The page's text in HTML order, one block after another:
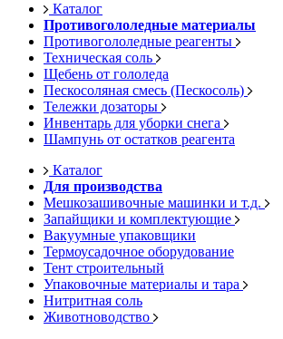
Каталог
Противогололедные материалы
Противогололедные реагенты
Техническая соль
Щебень от гололеда
Пескосоляная смесь (Пескосоль)
Тележки дозаторы
Инвентарь для уборки снега
Шампунь от остатков реагента
Каталог
Для производства
Мешкозашивочные машинки и т.д.
Запайщики и комплектующие
Вакуумные упаковщики
Термоусадочное оборудование
Тент строительный
Упаковочные материалы и тара
Нитритная соль
Животноводство